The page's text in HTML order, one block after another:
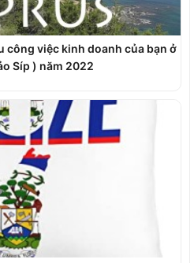
công việc kinh doanh của bạn ở
Síp ) năm 2022